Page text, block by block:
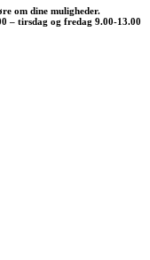
om dine muligheder.
– tirsdag og fredag 9.00-13.00